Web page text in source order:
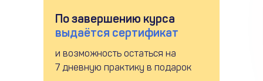
По завершению курса
выдаётся сертификат
и возможность остаться на
7 дневную практику в подарок